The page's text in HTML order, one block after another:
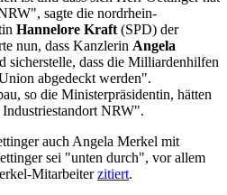
sagte die nordrhein-
Hannelore Kraft (SPD) der
nun, dass Kanzlerin Angela
sicherstelle, dass die Milliardenhilfen
abgedeckt werden".
so die Ministerpräsidentin, hätten
NRW".
auch Angela Merkel mit
sei "unten durch", vor allem
Mitarbeiterzitiert.